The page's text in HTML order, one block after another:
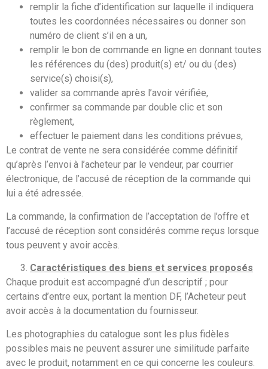
remplir la fiche d’identification sur laquelle il indiquera
toutes les coordonnées nécessaires ou donner son
numéro de client s’il en a un,
remplir le bon de commande en ligne en donnant toutes
les références du (des) produit(s) et/ ou du (des)
service(s) choisi(s),
valider sa commande après l’avoir vérifiée,
confirmer sa commande par double clic et son
règlement,
effectuer le paiement dans les conditions prévues,
Le contrat de vente ne sera considérée comme définitif
qu’après l’envoi à l’acheteur par le vendeur, par courrier
électronique, de l’accusé de réception de la commande qui
lui a été adressée.
La commande, la confirmation de l’acceptation de l’offre et
l’accusé de réception sont considérés comme reçus lorsque
tous peuvent y avoir accès.
Caractéristiques des biens et services proposés
Chaque produit est accompagné d’un descriptif ; pour
certains d’entre eux, portant la mention DF, l’Acheteur peut
avoir accès à la documentation du fournisseur.
Les photographies du catalogue sont les plus fidèles
possibles mais ne peuvent assurer une similitude parfaite
avec le produit, notamment en ce qui concerne les couleurs.